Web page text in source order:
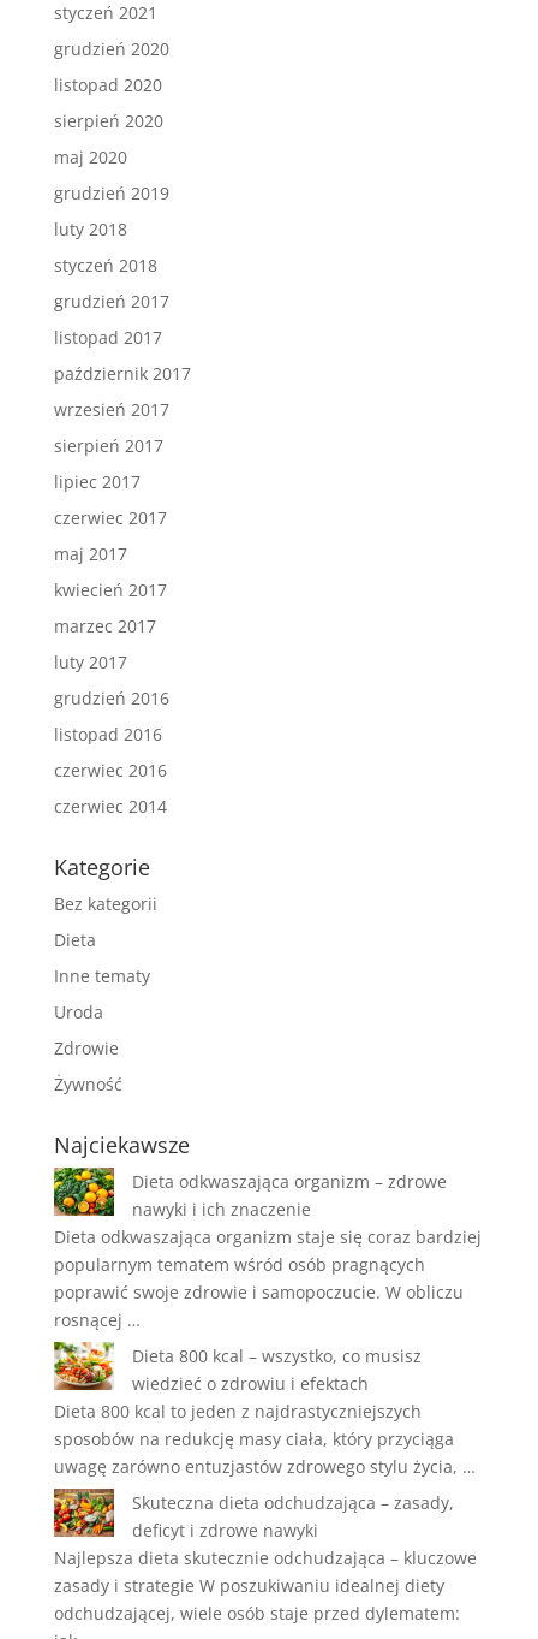
styczeń 2021
grudzień 2020
listopad 2020
sierpień 2020
maj 2020
grudzień 2019
luty 2018
styczeń 2018
grudzień 2017
listopad 2017
październik 2017
wrzesień 2017
sierpień 2017
lipiec 2017
czerwiec 2017
maj 2017
kwiecień 2017
marzec 2017
luty 2017
grudzień 2016
listopad 2016
czerwiec 2016
czerwiec 2014
Kategorie
Bez kategorii
Dieta
Inne tematy
Uroda
Zdrowie
Żywność
Najciekawsze
Dieta odkwaszająca organizm – zdrowe
nawyki i ich znaczenie
Dieta odkwaszająca organizm staje się coraz bardziej
popularnym tematem wśród osób pragnących
poprawić swoje zdrowie i samopoczucie. W obliczu
rosnącej …
Dieta 800 kcal – wszystko, co musisz
wiedzieć o zdrowiu i efektach
Dieta 800 kcal to jeden z najdrastyczniejszych
sposobów na redukcję masy ciała, który przyciąga
uwagę zarówno entuzjastów zdrowego stylu życia, …
Skuteczna dieta odchudzająca – zasady,
deficyt i zdrowe nawyki
Najlepsza dieta skutecznie odchudzająca – kluczowe
zasady i strategie W poszukiwaniu idealnej diety
odchudzającej, wiele osób staje przed dylematem: